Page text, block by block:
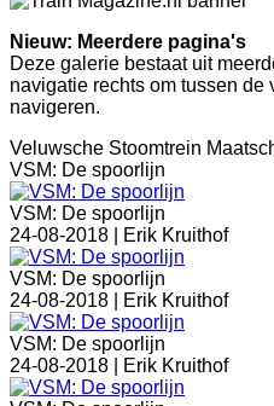
Nieuw: Meerdere pagina's
Deze galerie bestaat uit
navigatie rechts om tussen
navigeren.
Veluwsche Stoomtrein
VSM: De spoorlijn
VSM: De spoorlijn
24-08-2018 |
Erik Kruithof
VSM: De spoorlijn
24-08-2018 |
Erik Kruithof
VSM: De spoorlijn
24-08-2018 |
Erik Kruithof